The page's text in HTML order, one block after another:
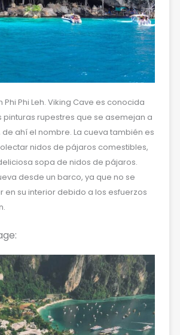
Phi Leh. Viking Cave es conocida
pinturas rupestres que se asemejan a
ahí el nombre. La cueva también es
nidos de pájaros comestibles,
sopa de nidos de pájaros.
desde un barco, ya que no se
en su interior debido a los esfuerzos